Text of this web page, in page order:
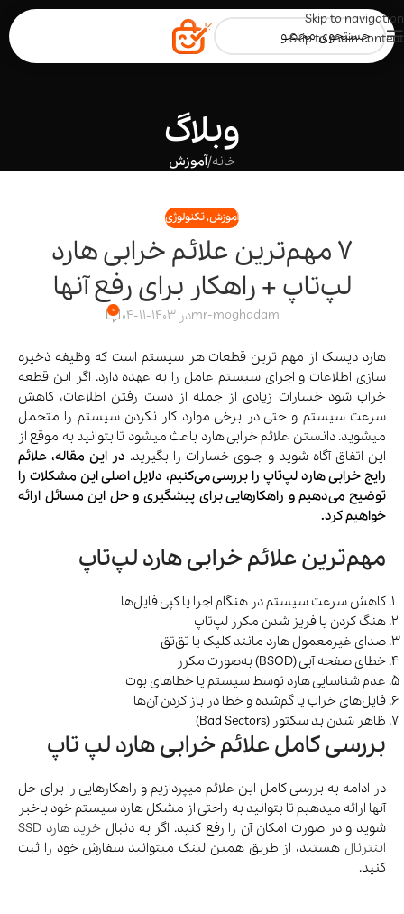
Skip to navigation
Skip to main content
وبلاگ
خانه/آموزش
آموزش,تکنولوژی
7 مهم‌ترین علائم خرابی هارد
لپ‌تاپ + راهکار برای رفع آنها
mr-moghadamدر 1403-11-04 0
هارد دیسک از مهم ترین قطعات هر سیستم است که وظیفه ذخیره
سازی اطلاعات و اجرای سیستم عامل را به عهده دارد. اگر این قطعه
خراب شود خسارات زیادی از جمله از دست رفتن اطلاعات، کاهش
سرعت سیستم و حتی در برخی موارد کار نکردن سیستم را متحمل
میشوید. دانستن علائم خرابی هارد باعث میشود تا بتوانید به موقع از
این اتفاق آگاه شوید و جلوی خسارات را بگیرید. در این مقاله، علائم
رایج خرابی هارد لپ‌تاپ را بررسی می‌کنیم، دلایل اصلی این مشکلات را
توضیح می‌دهیم و راهکارهایی برای پیشگیری و حل این مسائل ارائه
خواهیم کرد.
مهم‌ترین علائم خرابی هارد لپ‌تاپ
کاهش سرعت سیستم در هنگام اجرا یا کپی فایل‌ها
هنگ کردن یا فریز شدن مکرر لپ‌تاپ
صدای غیرمعمول هارد مانند کلیک یا تق‌تق
خطای صفحه آبی (BSOD) به‌صورت مکرر
عدم شناسایی هارد توسط سیستم یا خطاهای بوت
فایل‌های خراب یا گم‌شده و خطا در باز کردن آن‌ها
ظاهر شدن بد سکتور (Bad Sectors)
بررسی کامل علائم خرابی هارد لپ تاپ
در ادامه به بررسی کامل این علائم میپردازیم و راهکارهایی را برای حل
آنها ارائه میدهیم تا بتوانید به راحتی از مشکل هارد سیستم خود باخبر
شوید و در صورت امکان آن را رفع کنید. اگر به دنبال
خرید هارد SSD
اینترنال هستید، از طریق همین لینک میتوانید سفارش خود را ثبت
کنید.